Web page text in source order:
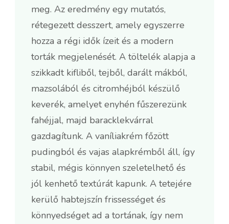
meg. Az eredmény egy mutatós,
rétegezett desszert, amely egyszerre
hozza a régi idők ízeit és a modern
torták megjelenését. A töltelék alapja a
szikkadt kifliből, tejből, darált mákból,
mazsolából és citromhéjból készülő
keverék, amelyet enyhén fűszerezünk
fahéjjal, majd baracklekvárral
gazdagítunk. A vaníliakrém főzött
pudingból és vajas alapkrémből áll, így
stabil, mégis könnyen szeletelhető és
jól kenhető textúrát kapunk. A tetejére
kerülő habtejszín frissességet és
könnyedséget ad a tortának, így nem